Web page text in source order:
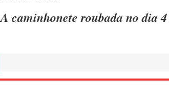
A caminhonete roubada no dia